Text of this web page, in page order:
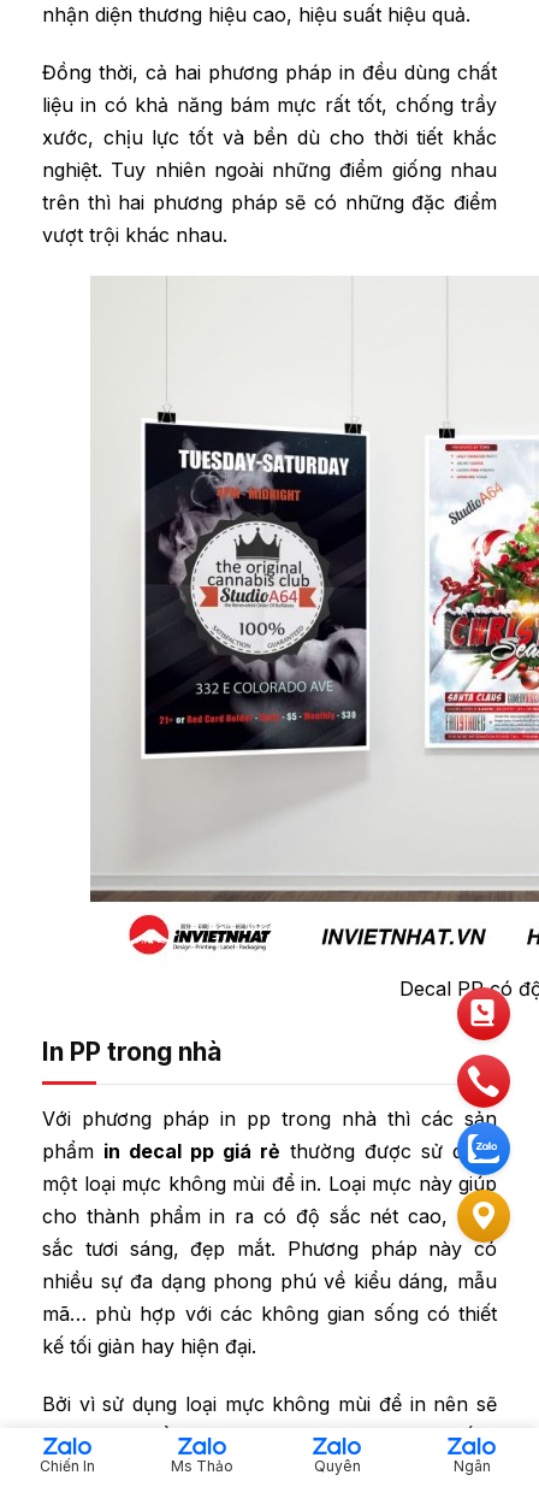
nhận diện thương hiệu cao, hiệu suất hiệu quả.
Đồng thời, cả hai phương pháp in đều dùng chất
liệu in có khả năng bám mực rất tốt, chống trầy
xước, chịu lực tốt và bền dù cho thời tiết khắc
nghiệt. Tuy nhiên ngoài những điểm giống nhau
trên thì hai phương pháp sẽ có những đặc điểm
vượt trội khác nhau.
Decal PP có
In PP trong nhà
Với phương pháp in pp trong nhà thì các sản
phẩm in decal pp giá rẻ thường được sử dụng
một loại mực không mùi để in. Loại mực này giúp
cho thành phẩm in ra có độ sắc nét cao, màu
sắc tươi sáng, đẹp mắt. Phương pháp này có
nhiều sự đa dạng phong phú về kiểu dáng, mẫu
mã… phù hợp với các không gian sống có thiết
kế tối giản hay hiện đại.
Bởi vì sử dụng loại mực không mùi để in nên sẽ
có nhược điểm đó là mực không có độ chống
thấm nước. Chính vì thế nên đây cũng là phương
Chiến In Ms Thảo Quyên Ngân